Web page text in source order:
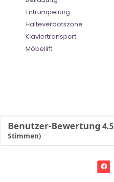
Entrümpelung
Halteverbotszone
Klaviertransport
Möbellift
Benutzer-Bewertung 4.5
Stimmen)